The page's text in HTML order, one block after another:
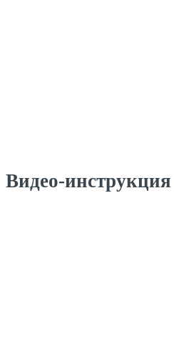
Видео-